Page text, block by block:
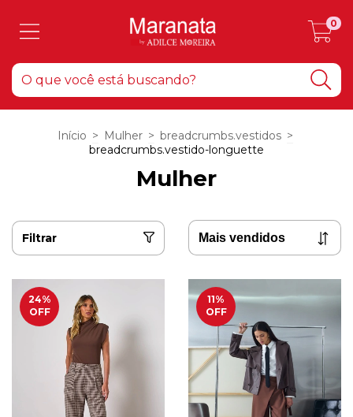
0
Início > Mulher > breadcrumbs.vestidos >
breadcrumbs.vestido-longuette
Mulher
Filtrar
24%
OFF
11%
OFF